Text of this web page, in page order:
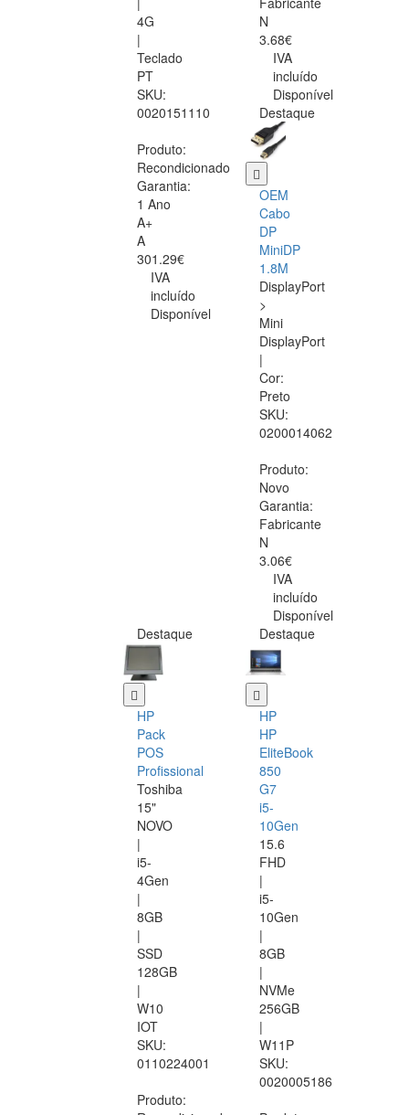
4G
|
Teclado
PT
SKU:
0020151110
Produto:
Recondicionado
Garantia:
1 Ano
A+
A
301.29€
IVA
incluído
Disponível
N
3.68€
IVA
incluído
Disponível
Destaque
OEM
Cabo
DP
MiniDP
1.8M
DisplayPort
>
Mini
DisplayPort
|
Cor:
Preto
SKU:
0200014062
Produto:
Novo
Garantia:
Fabricante
N
3.06€
IVA
incluído
Disponível
Destaque
HP
Pack
POS
Profissional
Toshiba
15"
NOVO
|
i5-
4Gen
|
8GB
|
SSD
128GB
|
W10
IOT
SKU:
0110224001
Produto:
Destaque
HP
HP
EliteBook
850
G7
i5-
10Gen
15.6
FHD
|
i5-
10Gen
|
8GB
|
NVMe
256GB
|
W11P
SKU:
0020005186